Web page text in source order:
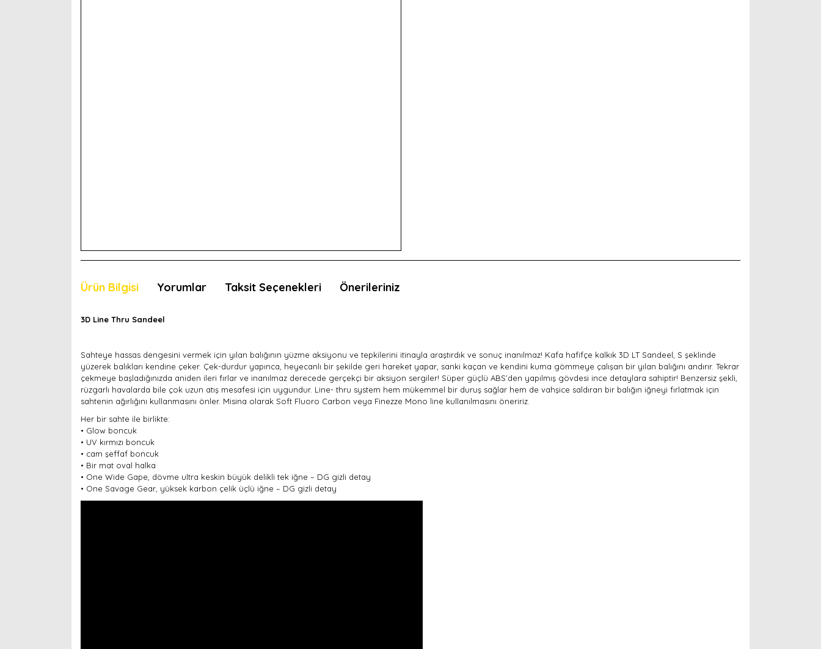
Ürün Bilgisi Yorumlar Taksit Seçenekleri Önerileriniz
3D Line Thru Sandeel
Sahteye hassas dengesini vermek için yılan balığının yüzme aksiyonu ve tepkilerini itinayla araştırdık ve sonuç inanılmaz! Kafa hafifçe kalkık 3D LT Sandeel, S şeklinde
yüzerek balıkları kendine çeker. Çek-durdur yapınca, heyecanlı bir şekilde geri hareket yapar, sanki kaçan ve kendini kuma gömmeye çalışan bir yılan balığını andırır. Tekrar
çekmeye başladığınızda aniden ileri fırlar ve inanılmaz derecede gerçekçi bir aksiyon sergiler! Süper güçlü ABS’den yapılmış gövdesi ince detaylara sahiptir! Benzersiz şekli,
rüzgarlı havalarda bile çok uzun atış mesafesi için uygundur. Line- thru system hem mükemmel bir duruş sağlar hem de vahşice saldıran bir balığın iğneyi fırlatmak için
sahtenin ağırlığını kullanmasını önler. Misina olarak Soft Fluoro Carbon veya Finezze Mono line kullanılmasını öneririz.
Her bir sahte ile birlikte:
• Glow boncuk
• UV kırmızı boncuk
• cam şeffaf boncuk
• Bir mat oval halka
• One Wide Gape, dövme ultra keskin büyük delikli tek iğne – DG gizli detay
• One Savage Gear, yüksek karbon çelik üçlü iğne – DG gizli detay